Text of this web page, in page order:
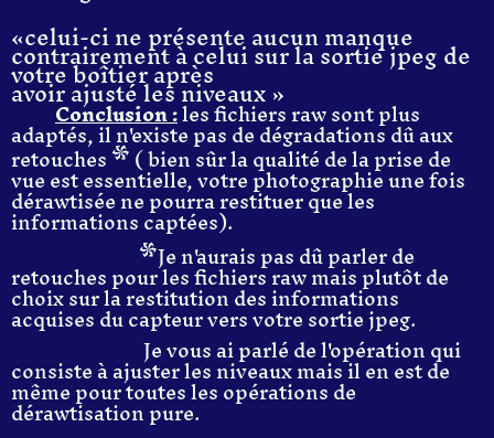
«celui-ci ne présente aucun manque
contrairement à celui sur la sortie jpeg de
votre boîtier après
avoir ajusté les niveaux »
Conclusion :les fichiers raw sont plus
adaptés, il n'existe pas de dégradations dû aux
retouches*( bien sûr la qualité de la prise de
vue est essentielle, votre photographie une fois
dérawtisée ne pourra restituer que les
informations captées).
*Je n'aurais pas dû parler de
retouches pour les fichiers raw mais plutôt de
choix sur la restitution des informations
acquises du capteur vers votre sortie jpeg.
Je vous ai parlé de l'opération qui
consiste à ajuster les niveaux mais il en est de
même pour toutes les opérations de
dérawtisation pure.